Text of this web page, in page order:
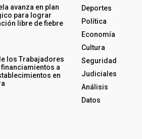
avanza en plan
para lograr
libre de fiebre
los Trabajadores
a
en
Deportes
Política
Economía
Cultura
Seguridad
Judiciales
Análisis
Datos